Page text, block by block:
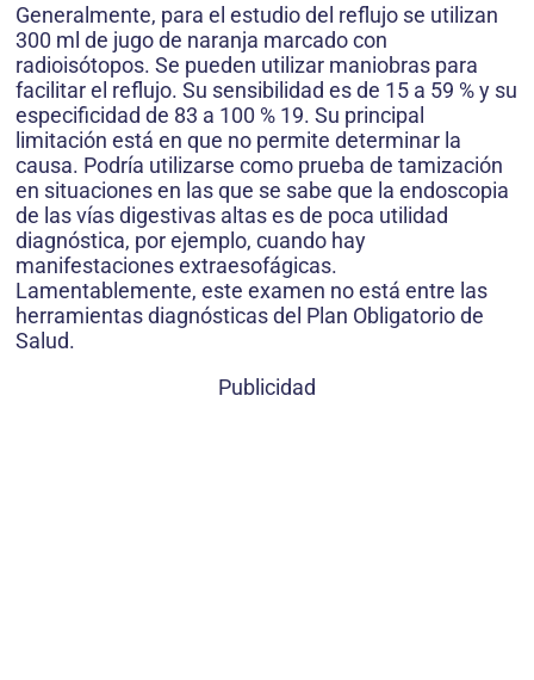
Generalmente, para el estudio del reflujo se utilizan
300 ml de jugo de naranja marcado con
radioisótopos. Se pueden utilizar maniobras para
facilitar el reflujo. Su sensibilidad es de 15 a 59 % y su
especificidad de 83 a 100 % 19. Su principal
limitación está en que no permite determinar la
causa. Podría utilizarse como prueba de tamización
en situaciones en las que se sabe que la endoscopia
de las vías digestivas altas es de poca utilidad
diagnóstica, por ejemplo, cuando hay
manifestaciones extraesofágicas.
Lamentablemente, este examen no está entre las
herramientas diagnósticas del Plan Obligatorio de
Salud.
Publicidad